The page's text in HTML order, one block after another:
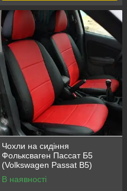
Чохли на сидіння
Фольксваген Пассат Б5
(Volkswagen Passat B5)
(модельні, окремий
підголовник)
В наявності